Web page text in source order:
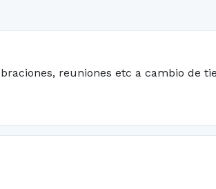
reuniones etc a cambio de